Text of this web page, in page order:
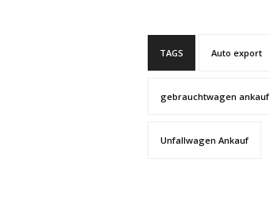
TAGS Auto export
gebrauchtwagen ankauf
Unfallwagen Ankauf